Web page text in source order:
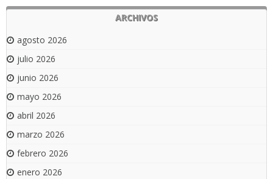
ARCHIVOS
agosto 2026
julio 2026
junio 2026
mayo 2026
abril 2026
marzo 2026
febrero 2026
enero 2026